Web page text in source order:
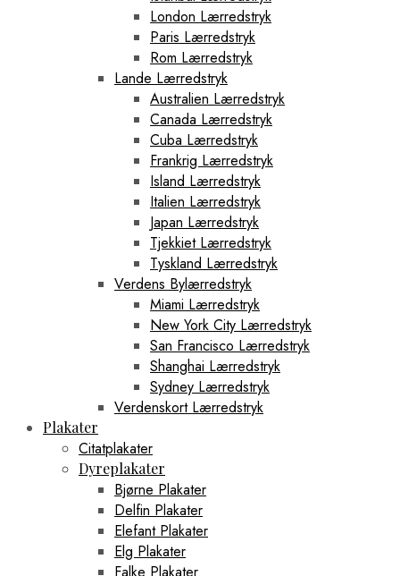
London Lærredstryk
Paris Lærredstryk
Rom Lærredstryk
Lande Lærredstryk
Australien Lærredstryk
Canada Lærredstryk
Cuba Lærredstryk
Frankrig Lærredstryk
Island Lærredstryk
Italien Lærredstryk
Japan Lærredstryk
Tjekkiet Lærredstryk
Tyskland Lærredstryk
Verdens Bylærredstryk
Miami Lærredstryk
New York City Lærredstryk
San Francisco Lærredstryk
Shanghai Lærredstryk
Sydney Lærredstryk
Verdenskort Lærredstryk
Plakater
Citatplakater
Dyreplakater
Bjørne Plakater
Delfin Plakater
Elefant Plakater
Elg Plakater